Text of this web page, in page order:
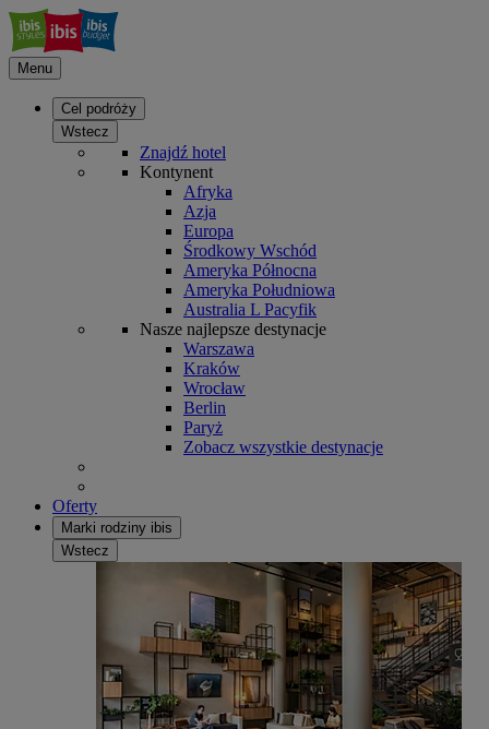
Menu
Cel podróży
Wstecz
Znajdź hotel
Kontynent
Afryka
Azja
Europa
Środkowy Wschód
Ameryka Północna
Ameryka Południowa
Australia L Pacyfik
Nasze najlepsze destynacje
Warszawa
Kraków
Wrocław
Berlin
Paryż
Zobacz wszystkie destynacje
Oferty
Marki rodziny ibis
Wstecz